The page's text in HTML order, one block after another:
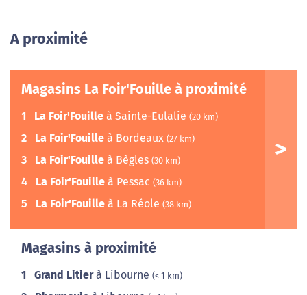
A proximité
Magasins La Foir'Fouille à proximité
1 La Foir'Fouille à Sainte-Eulalie (20 km)
2 La Foir'Fouille à Bordeaux (27 km)
3 La Foir'Fouille à Bègles (30 km)
4 La Foir'Fouille à Pessac (36 km)
5 La Foir'Fouille à La Réole (38 km)
Magasins à proximité
1 Grand Litierà Libourne (< 1 km)